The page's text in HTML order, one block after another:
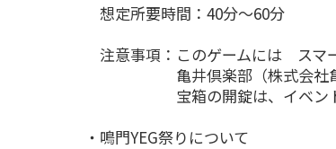
想定所要時間：40分～60分
注意事項：このゲームには スマ
亀井倶楽部（株式会社亀井
宝箱の開錠は、イベント当
・鳴門YEG祭りについて